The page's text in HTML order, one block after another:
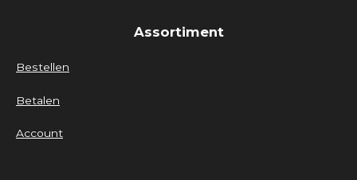
Assortiment
Bestellen
Betalen
Account